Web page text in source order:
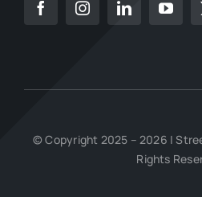
© Copyright 2025 – 2026 |
Rights